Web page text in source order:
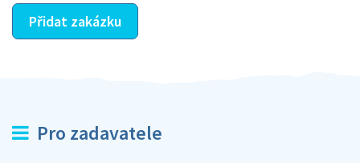
Přidat zakázku
Pro zadavatele